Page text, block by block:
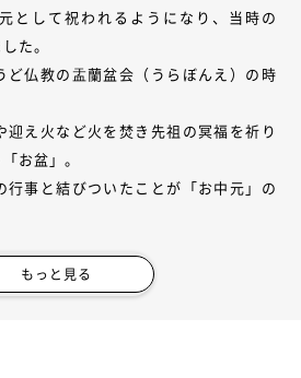
として祝われるようになり、当時の
た。
ど仏教の盂蘭盆会（うらぼんえ）の時
迎え火など火を焚き先祖の冥福を祈り
お盆」。
行事と結びついたことが「お中元」の
もっと見る